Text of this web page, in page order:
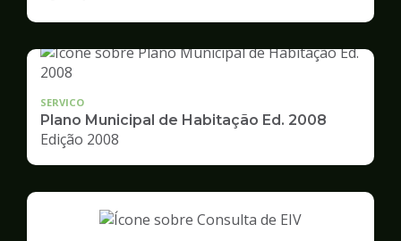
Desenvolvimento
Urbano
SERVICO
Plano Municipal de Habitação Ed. 2008
Edição 2008